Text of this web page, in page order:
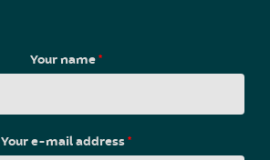
Your name*
Your e-mail address*